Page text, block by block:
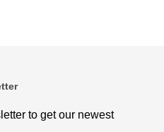
to get our newest